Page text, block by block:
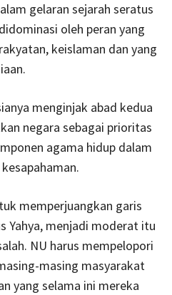
gelaran sejarah seratus
oleh peran yang
keislaman dan yang
menginjak abad kedua
negara sebagai prioritas
agama hidup dalam
memperjuangkan garis
Yahya, menjadi moderat itu
NU harus mempelopori
masing masyarakat
yang selama ini mereka